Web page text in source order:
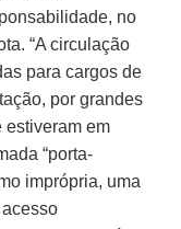
no
“A circulação
para cargos de
por grandes
estiveram em
“porta-
imprópria, uma